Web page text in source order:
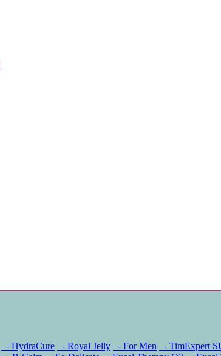
- HydraCure - Royal Jelly - For Men
- TimExpert